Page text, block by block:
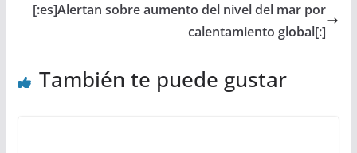
[:es]Alertan sobre aumento del nivel del mar por
calentamiento global[:]
También te puede gustar